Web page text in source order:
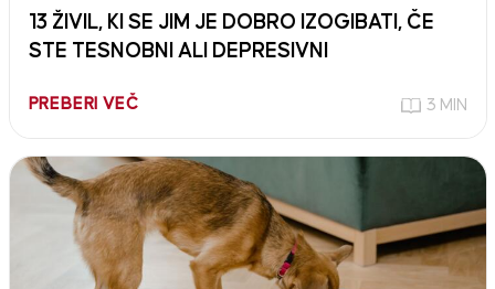
13 ŽIVIL, KI SE JIM JE DOBRO IZOGIBATI, ČE
STE TESNOBNI ALI DEPRESIVNI
PREBERI VEČ 3 MIN